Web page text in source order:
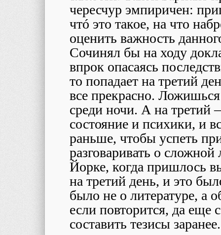
чересчур эмпиричен:
чтó это такое, на что
оценить важность
Сочинял бы на ходу
впрок опасаясь
то попадает на третий
все прекрасно.
среди ночи. А на третий
состояние и психики, и
раньше, чтобы успеть
разговаривать о
Йорке, когда пришлось
на третий день, и это
было не о литературе,
если повторится, да еще
составить тезисы заранее.